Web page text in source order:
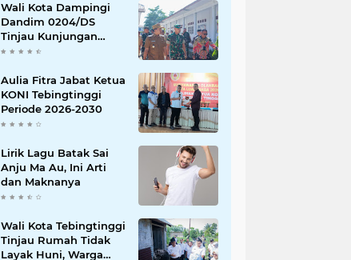
Wali Kota Dampingi
Dandim 0204/DS
Tinjau Kunjungan
Taruna AKPOL di
Tebingtinggi
Aulia Fitra Jabat Ketua
KONI Tebingtinggi
Periode 2026-2030
Lirik Lagu Batak Sai
Anju Ma Au, Ini Arti
dan Maknanya
Wali Kota Tebingtinggi
Tinjau Rumah Tidak
Layak Huni, Warga